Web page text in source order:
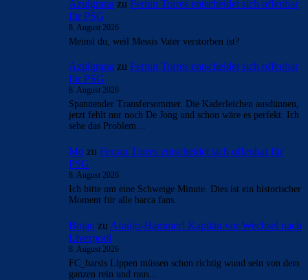
Azulgrana zu Ferran Torres entscheidet sich offenbar
für PSG
8. August 2026
Meinst du, weil Messis Vater verstorben ist?
Azulgrana zu Ferran Torres entscheidet sich offenbar
für PSG
8. August 2026
Spannender Transfersommer. Die Kaderleichen ausdünnen,
jetzt fehlt nur noch De Jong und schon wäre es perfekt. Ich
sehe das Problem…
Mo zu Ferran Torres entscheidet sich offenbar für
PSG
8. August 2026
Ich bitte um eine Schweige Minute. Dies ist ein historischer
Moment für alle barca fans.
Bojan zu Araújo-Hammer! Kapitän vor Wechsel nach
Liverpool
8. August 2026
FC_barsis Lippen müssen schon richtig wund sein von dem
ganzen rein und raus...